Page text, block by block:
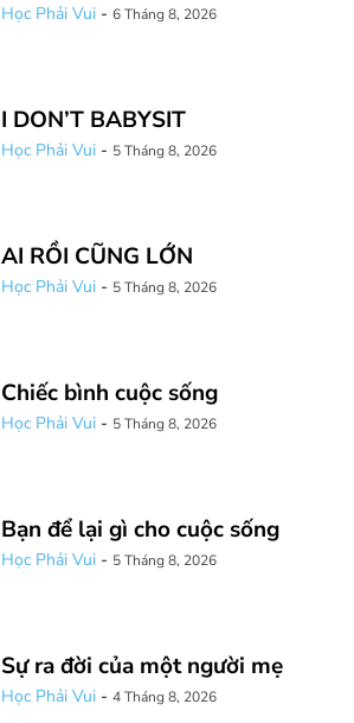
Học Phải Vui - 6 Tháng 8, 2026
I DON’T BABYSIT
Học Phải Vui - 5 Tháng 8, 2026
AI RỒI CŨNG LỚN
Học Phải Vui - 5 Tháng 8, 2026
Chiếc bình cuộc sống
Học Phải Vui - 5 Tháng 8, 2026
Bạn để lại gì cho cuộc sống
Học Phải Vui - 5 Tháng 8, 2026
Sự ra đời của một người mẹ
Học Phải Vui - 4 Tháng 8, 2026